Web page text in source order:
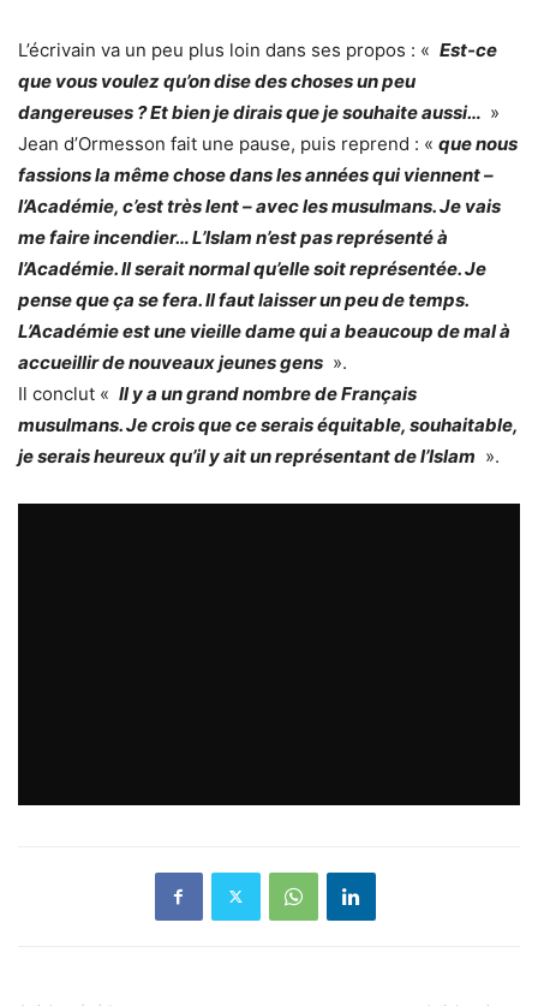
L’écrivain va un peu plus loin dans ses propos : « Est-ce
que vous voulez qu’on dise des choses un peu
dangereuses ? Et bien je dirais que je souhaite aussi… »
Jean d’Ormesson fait une pause, puis reprend : « que nous
fassions la même chose dans les années qui viennent –
l’Académie, c’est très lent – avec les musulmans. Je vais
me faire incendier… L’Islam n’est pas représenté à
l’Académie. Il serait normal qu’elle soit représentée. Je
pense que ça se fera. Il faut laisser un peu de temps.
L’Académie est une vieille dame qui a beaucoup de mal à
accueillir de nouveaux jeunes gens ».
Il conclut « Il y a un grand nombre de Français
musulmans. Je crois que ce serais équitable, souhaitable,
je serais heureux qu’il y ait un représentant de l’Islam ».